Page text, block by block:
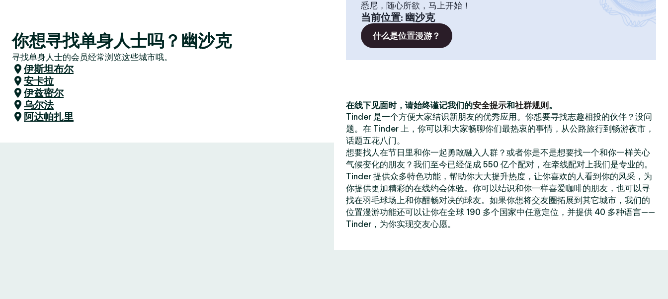
你想寻找单身人士吗？幽沙克
寻找单身人士的会员经常浏览这些城市哦。
伊斯坦布尔
安卡拉
伊兹密尔
乌尔法
阿达帕扎里
悉尼，随心所欲，马上开始！
当前位置: 幽沙克
什么是位置漫游？
在线下见面时，请始终谨记我们的安全提示和社群规则 。
Tinder 是一个方便大家结识新朋友的优秀应用。你想要寻找志趣相投的伙伴？没问
题。在 Tinder 上，你可以和大家畅聊你们最热衷的事情，从公路旅行到畅游夜市，
话题五花八门。
想要找人在节日里和你一起勇敢融入人群？或者你是不是想要找一个和你一样关心
气候变化的朋友？我们至今已经促成 550 亿个配对，在牵线配对上我们是专业的。
Tinder 提供众多特色功能，帮助你大大提升热度，让你喜欢的人看到你的风采，为
你提供更加精彩的在线约会体验。你可以结识和你一样喜爱咖啡的朋友，也可以寻
找在羽毛球场上和你酣畅对决的球友。如果你想将交友圈拓展到其它城市，我们的
位置漫游功能还可以让你在全球 190 多个国家中任意定位，并提供 40 多种语言——
Tinder，为你实现交友心愿。